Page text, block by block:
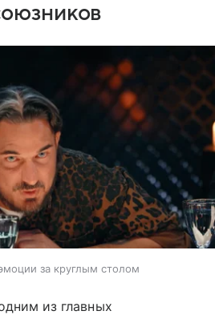
за круглым столом
из главных